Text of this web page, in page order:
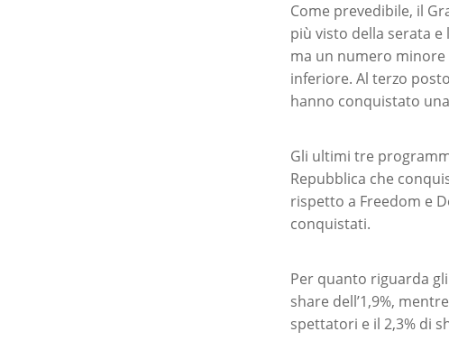
Come prevedibile, il
più visto della serata
ma un numero
inferiore. Al terzo
hanno conquistato
Gli ultimi tre
Repubblica che
rispetto a Freedom e
conquistati.
Per quanto riguarda
share dell’1,9%,
spettatori e il 2,3% di